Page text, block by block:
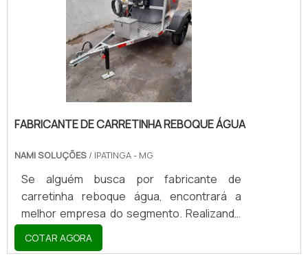
FABRICANTE DE CARRETINHA REBOQUE ÁGUA
NAMI SOLUÇÕES / IPATINGA - MG
Se alguém busca por fabricante de
carretinha reboque água, encontrará a
melhor empresa do segmento. Realizando
uma cotação por meio da plataforma de
divulgação das indústrias e descobrindo a
COTAR AGORA